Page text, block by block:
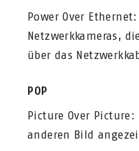
Power Over
Netzwerkkameras,
über das
POP
Picture Over
anderen Bild